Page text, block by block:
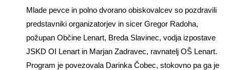
Mlade pevce in polno dvorano obiskovalcev so pozdravili
predstavniki organizatorjev in sicer Gregor Radoha,
požupan Občine Lenart, Breda Slavinec, vodja izpostave
JSKD OI Lenart in Marjan Zadravec, ravnatelj OŠ Lenart.
Program je povezovala Darinka Čobec, stokovno pa ga je